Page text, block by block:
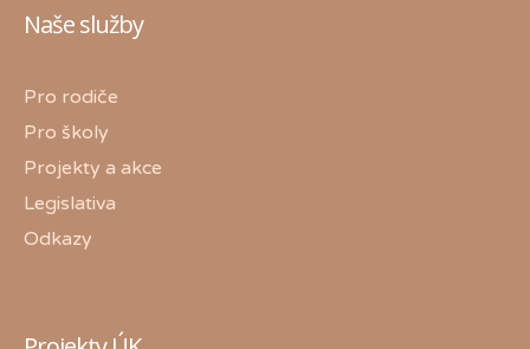
Naše služby
Pro rodiče
Pro školy
Projekty a akce
Legislativa
Odkazy